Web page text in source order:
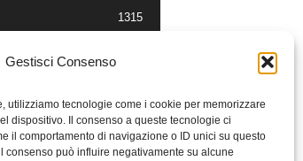
Gestisci Consenso
utilizziamo tecnologie come i cookie per memorizzare
dispositivo. Il consenso a queste tecnologie ci
il comportamento di navigazione o ID unici su questo
consenso può influire negativamente su alcune
1315